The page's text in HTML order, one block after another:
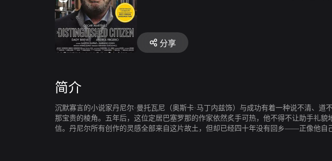
分享
简介
沉默寡言的小说家丹尼尔·曼托瓦尼（奥斯卡·马丁内兹饰）与成功有着一种说不清、
那宝贵的棱角。五年后，这位定居巴塞罗那的作家依然炙手可热，他不得不让助手礼
信。丹尼尔所有创作的灵感全部来自这片故土，但却已经四十年没有回乡——正像他